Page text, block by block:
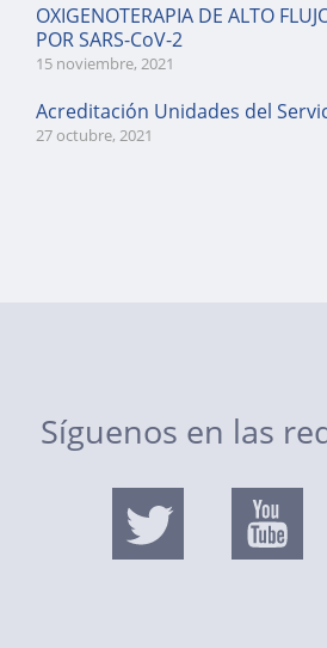
OXIGENOTERAPIA DE ALTO
POR SARS-CoV-2
15 noviembre, 2021
Acreditación Unidades del
27 octubre, 2021
Síguenos en las